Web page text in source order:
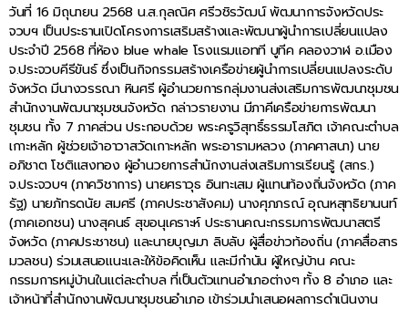
วันที่ 16 มิถุนายน 2568 น.ส.กุลณิศ ศรีวชิรวัฒน์ พัฒนาการจังหวัดประ
จวบฯ เป็นประธานเปิดโครงการเสริมสร้างและพัฒนาผู้นำการเปลี่ยนแปลง
ประจำปี 2568 ที่ห้อง blue whale โรงแรมแอทที บูทีค คลองวาฬ อ.เมือง
จ.ประจวบคีรีขันธ์ ซึ่งเป็นกิจกรรมสร้างเครือข่ายผู้นำการเปลี่ยนแปลงระดับ
จังหวัด มีนางวรรณา หินศรี ผู้อำนวยการกลุ่มงานส่งเสริมการพัฒนาชุมชน
สำนักงานพัฒนาชุมชนจังหวัด กล่าวรายงาน มีภาคีเครือข่ายการพัฒนา
ชุมชน ทั้ง 7 ภาคส่วน ประกอบด้วย พระครูวิสุทธิ์ธรรมโสภิต เจ้าคณะตำบล
เกาะหลัก ผู้ช่วยเจ้าอาวาสวัดเกาะหลัก พระอารามหลวง (ภาคศาสนา) นาย
อภิชาต โชติแสงทอง ผู้อำนวยการสำนักงานส่งเสริมการเรียนรู้ (สกร.)
จ.ประจวบฯ (ภาควิชาการ) นายศราวุธ อินทะเสม ผู้แทนท้องถิ่นจังหวัด (ภาค
รัฐ) นายภัทรดนัย สมศรี (ภาคประชาสังคม) นางศุภภรณ์ อุณหสุทธิยานนท์
(ภาคเอกชน) นางสุคนธ์ สุขอนุเคราะห์ ประธานคณะกรรมการพัฒนาสตรี
จังหวัด (ภาคประชาชน) และนายบุญมา ลิบลับ ผู้สื่อข่าวท้องถิ่น (ภาคสื่อสาร
มวลชน) ร่วมเสนอแนะและให้ข้อคิดเห็น และมีกำนัน ผู้ใหญ่บ้าน คณะ
กรรมการหมู่บ้านในแต่ละตำบล ที่เป็นตัวแทนอำเภอต่างๆ ทั้ง 8 อำเภอ และ
เจ้าหน้าที่สำนักงานพัฒนาชุมชนอำเภอ เข้าร่วมนำเสนอผลการดำเนินงาน